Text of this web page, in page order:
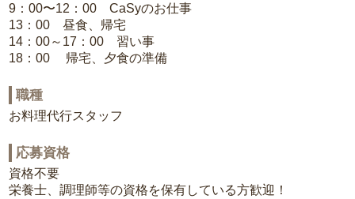
9：00〜12：00 CaSyのお仕事
13：00 昼食、帰宅
14：00～17：00 習い事
18：00 帰宅、夕食の準備
職種
お料理代行スタッフ
応募資格
資格不要
栄養士、調理師等の資格を保有している方歓迎！